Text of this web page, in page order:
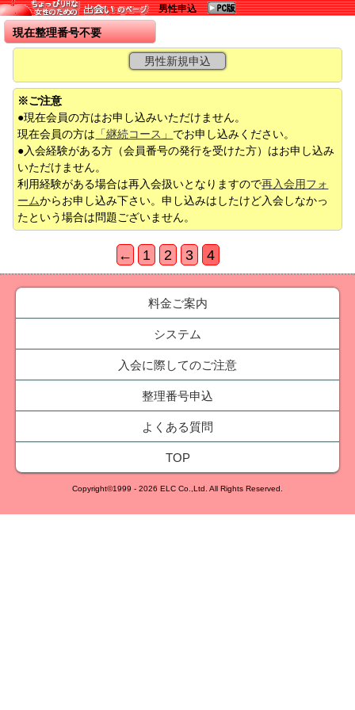
男性申込
現在整理番号不要
男性新規申込
※ご注意
●現在会員の方はお申し込みいただけません。
現在会員の方は 「継続コース」 でお申し込みください。
●入会経験がある方（会員番号の発行を受けた方）はお申し込み
いただけません。
利用経験がある場合は再入会扱いとなりますので再入会用フォ
ームからお申し込み下さい。申し込みはしたけど入会しなかっ
たという場合は問題ございません。
← 1 2 3 4
料金ご案内
システム
入会に際してのご注意
整理番号申込
よくある質問
TOP
Copyright©1999 - 2026 ELC Co.,Ltd. All Rights Reserved.